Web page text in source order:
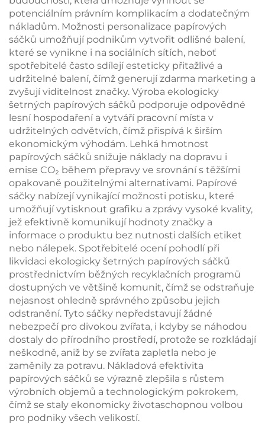
potenciálním právním komplikacím a dodatečným
nákladům. Možnosti personalizace papírových
sáčků umožňují podnikům vytvořit odlišné balení,
které se vynikne i na sociálních sítích, neboť
spotřebitelé často sdílejí esteticky přitažlivé a
udržitelné balení, čímž generují zdarma marketing a
zvyšují viditelnost značky. Výroba ekologicky
šetrných papírových sáčků podporuje odpovědné
lesní hospodaření a vytváří pracovní místa v
udržitelných odvětvích, čímž přispívá k širším
ekonomickým výhodám. Lehká hmotnost
papírových sáčků snižuje náklady na dopravu i
emise CO₂ během přepravy ve srovnání s těžšími
opakovaně použitelnými alternativami. Papírové
sáčky nabízejí vynikající možnosti potisku, které
umožňují vytisknout grafiku a zprávy vysoké kvality,
jež efektivně komunikují hodnoty značky a
informace o produktu bez nutnosti dalších etiket
nebo nálepek. Spotřebitelé ocení pohodlí při
likvidaci ekologicky šetrných papírových sáčků
prostřednictvím běžných recyklačních programů
dostupných ve většině komunit, čímž se odstraňuje
nejasnost ohledně správného způsobu jejich
odstranění. Tyto sáčky nepředstavují žádné
nebezpečí pro divokou zvířata, i kdyby se náhodou
dostaly do přírodního prostředí, protože se rozkládají
neškodně, aniž by se zvířata zapletla nebo je
zaměnily za potravu. Nákladová efektivita
papírových sáčků se výrazně zlepšila s růstem
výrobních objemů a technologickým pokrokem,
čímž se staly ekonomicky životaschopnou volbou
pro podniky všech velikostí.